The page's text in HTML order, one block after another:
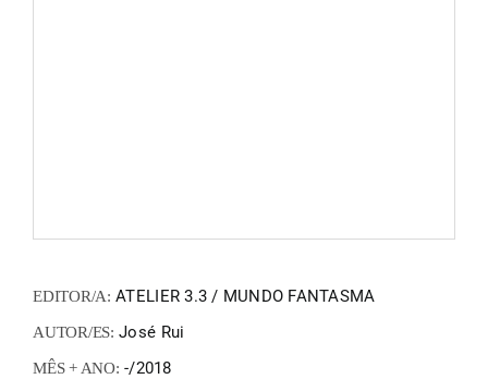
EDITOR/A: ATELIER 3.3 / MUNDO FANTASMA
AUTOR/ES: José Rui
MÊS + ANO: -/2018